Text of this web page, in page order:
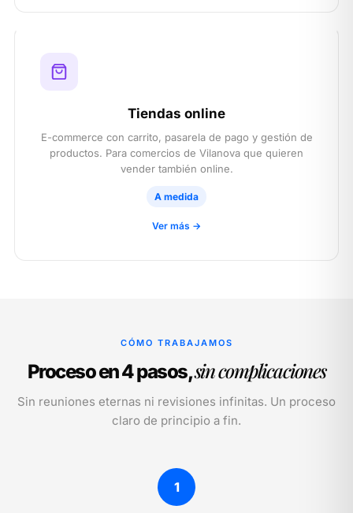
Tiendas online
E-commerce con carrito, pasarela de pago y gestión de
productos. Para comercios de Vilanova que quieren
vender también online.
A medida
Ver más →
CÓMO TRABAJAMOS
Proceso en 4 pasos,sin complicaciones
Sin reuniones eternas ni revisiones infinitas. Un proceso
claro de principio a fin.
1